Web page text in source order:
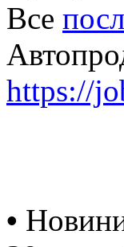
Все
https://
•